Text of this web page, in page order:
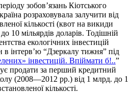
зобов’язань Кіотського
розраховувала залучити від
кількості (квот на викиди
10 мільярдів доларів. Тодішній
екологічних інвестицій
в інтерв’ю “Дзеркалу тижня” під
інвестицій. Впіймати б!..”
продати за перший кредитний
(2008—2012 рр.) від 1 млрд. до 1
кількості.